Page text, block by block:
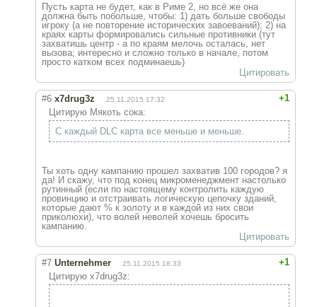
Пусть карта не будет, как в Риме 2, но всё же она
должна быть побольше, чтобы: 1) дать больше свободы
игроку (а не повторение исторических завоеваний); 2) на
краях карты формировались сильные противники (тут
захватишь центр - а по краям мелочь осталась, нет
вызова; интересно и сложно только в начале, потом
просто катком всех подминаешь)
Цитировать
+1
#6 x7drug3z 25.11.2015 17:32
Цитирую Мякоть сока:
С каждый DLC карта все меньше и меньше.
Ты хоть одну кампанию прошел захватив 100 городов? я
да! И скажу, что под конец микроменеджмент настолько
рутинный (если по настоящему контролить каждую
провинцию и отстраивать логическую цепочку зданий,
которые дают % к золоту и в каждой из них свои
приколюхи), что волей неволей хочешь бросить
кампанию.
Цитировать
+1
#7 Unternehmer 25.11.2015 18:33
Цитирую x7drug3z: